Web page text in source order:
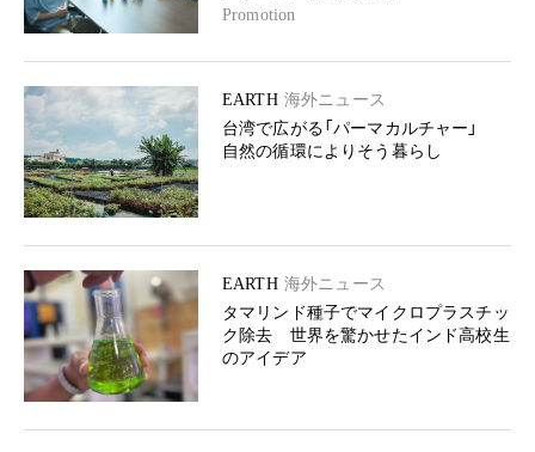
Promotion
EARTH 海外ニュース
台湾で広がる「パーマカルチャー」
自然の循環によりそう暮らし
EARTH 海外ニュース
タマリンド種子でマイクロプラスチッ
ク除去 世界を驚かせたインド高校生
のアイデア